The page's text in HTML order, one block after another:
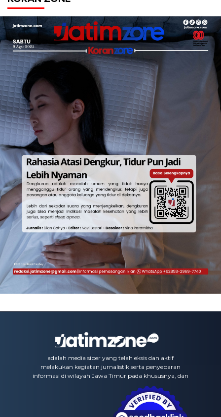
adalah media siber yang telah eksis dan aktif
melakukan kegiatan jurnalistik serta penyebaran
informasi di wilayah Jawa Timur pada khususnya, dan